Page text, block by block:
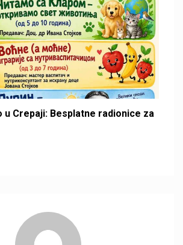
u Crepaji: Besplatne radionice za